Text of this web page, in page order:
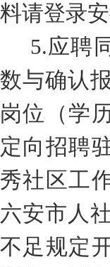
料请登录
5.应聘
数与确认
岗位（学
定向招聘
秀社区工
六安市人
不足规定